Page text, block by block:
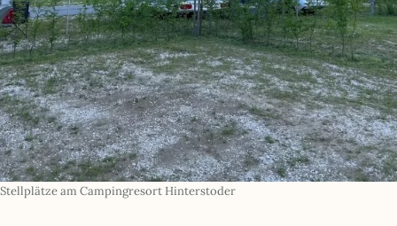
Stellplätze am Campingresort Hinterstoder